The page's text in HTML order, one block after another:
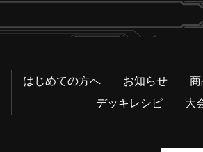
はじめての方へ お知らせ 商
デッキレシピ
大